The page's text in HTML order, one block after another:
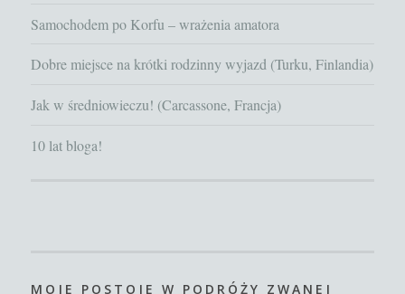
Samochodem po Korfu – wrażenia amatora
Dobre miejsce na krótki rodzinny wyjazd (Turku, Finlandia)
Jak w średniowieczu! (Carcassone, Francja)
10 lat bloga!
MOJE POSTOJE W PODRÓŻY ZWANEJ